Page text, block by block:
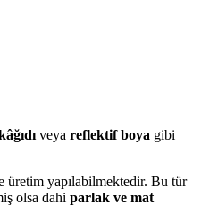
veya reflektif boya gibi
üretim yapılabilmektedir. Bu tür
olsa dahi parlak ve mat